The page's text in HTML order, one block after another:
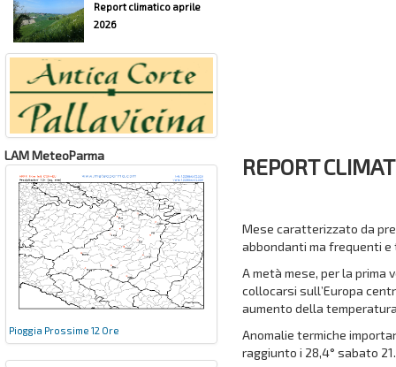
Report climatico aprile
2026
LAM MeteoParma
Pioggia Prossime 12 Ore
REPORT
Mese caratterizzato da
abbondanti ma frequenti
A metà mese, per la prima
collocarsi sull’Europa
aumento della
Anomalie termiche
raggiunto i 28,4° sabato 21.